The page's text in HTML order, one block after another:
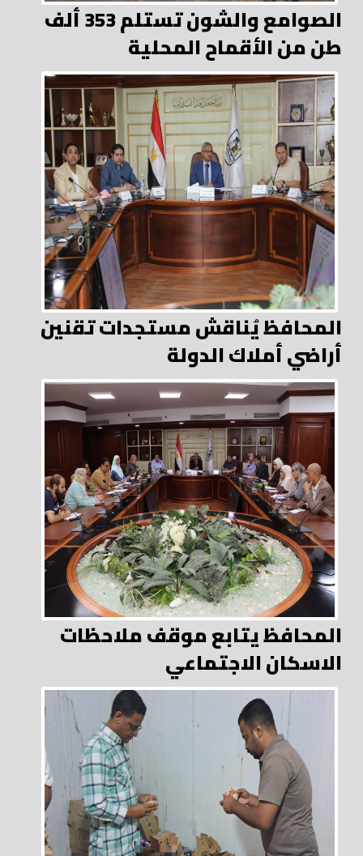
الصوامع والشون تستلم 353 ألف
طن من الأقماح المحلية
المحافظ يُناقش مستجدات تقنين
أراضي أملاك الدولة
المحافظ يتابع موقف ملاحظات
الاسكان الاجتماعي